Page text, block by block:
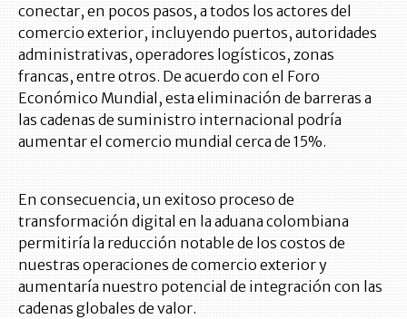
conectar, en pocos pasos, a todos los actores del
comercio exterior, incluyendo puertos, autoridades
administrativas, operadores logísticos, zonas
francas, entre otros. De acuerdo con el Foro
Económico Mundial, esta eliminación de barreras a
las cadenas de suministro internacional podría
aumentar el comercio mundial cerca de 15%.
En consecuencia, un exitoso proceso de
transformación digital en la aduana colombiana
permitiría la reducción notable de los costos de
nuestras operaciones de comercio exterior y
aumentaría nuestro potencial de integración con las
cadenas globales de valor.